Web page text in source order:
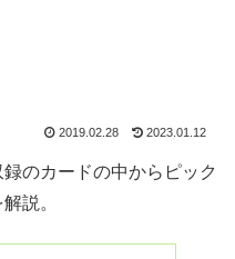
2019.02.28 2023.01.12
録のカードの中からピック
説。